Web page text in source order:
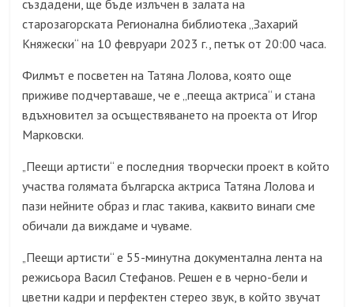
създадени, ще бъде излъчен в залата на
старозагорската Регионална библиотека „Захарий
Княжески“ на 10 февруари 2023 г., петък от 20:00 часа.
Филмът e посветен на Татяна Лолова, която още
приживе подчертаваше, че е „пееща актриса“ и стана
вдъхновител за осъществяването на проекта от Игор
Марковски.
Пеещи артисти“ е последния творчески проект в който
участва голямата българска актриса Татяна Лолова и
пази нейните образ и глас такива, каквито винаги сме
обичали да виждаме и чуваме.
Пеещи артисти“ е 55-минутна документална лента на
режисьора Васил Стефанов. Решен е в черно-бели и
цветни кадри и перфектен стерео звук, в който звучат